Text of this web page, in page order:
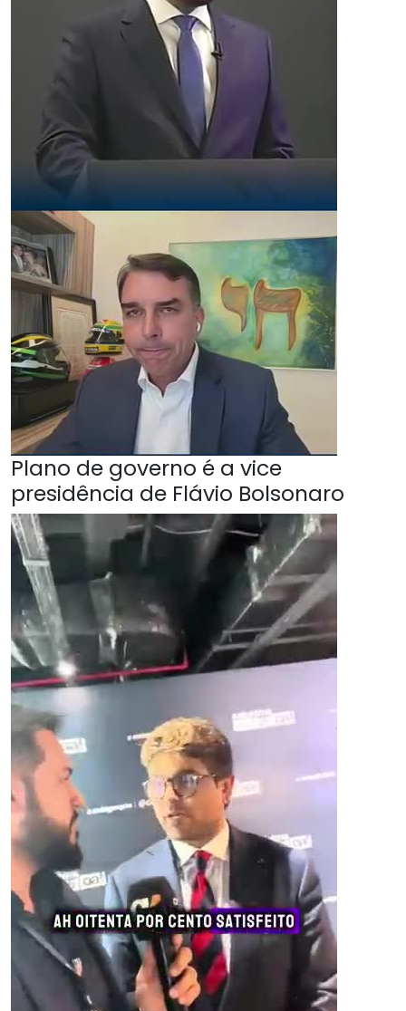
Plano de governo é a vice
presidência de Flávio Bolsonaro